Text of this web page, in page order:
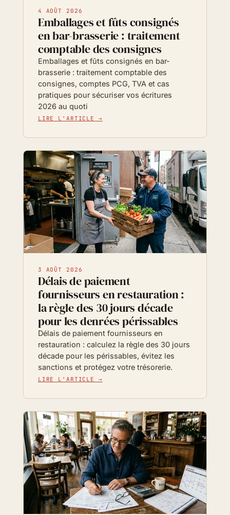
4 AOÛT 2026
Emballages et fûts consignés
en bar-brasserie : traitement
comptable des consignes
Emballages et fûts consignés en bar-
brasserie : traitement comptable des
consignes, comptes PCG, TVA et cas
pratiques pour sécuriser vos écritures
2026 au quoti
LIRE L'ARTICLE →
3 AOÛT 2026
Délais de paiement
fournisseurs en restauration :
la règle des 30 jours décade
pour les denrées périssables
Délais de paiement fournisseurs en
restauration : calculez la règle des 30 jours
décade pour les périssables, évitez les
sanctions et protégez votre trésorerie.
LIRE L'ARTICLE →